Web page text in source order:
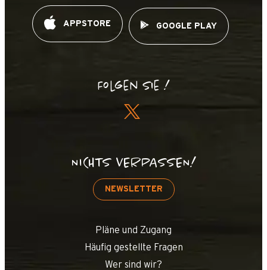
APPSTORE GOOGLE PLAY
Folgen Sie !
NICHTS VERPASSEN!
NEWSLETTER
Pläne und Zugang
Häufig gestellte Fragen
Wer sind wir?